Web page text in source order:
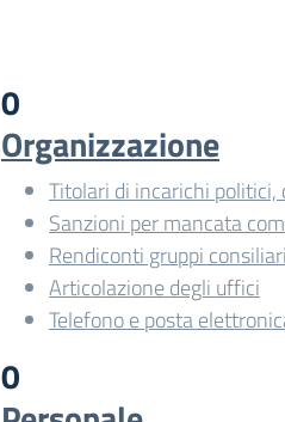
0
Organizzazione
Titolari di incarichi
Sanzioni per mancata
Rendiconti gruppi
Articolazione degli uffici
Telefono e posta
0